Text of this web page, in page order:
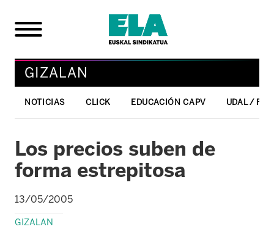
GIZALAN
NOTICIAS CLICK EDUCACIÓN CAPV UDAL /
Los precios suben de
forma estrepitosa
13/05/2005
GIZALAN